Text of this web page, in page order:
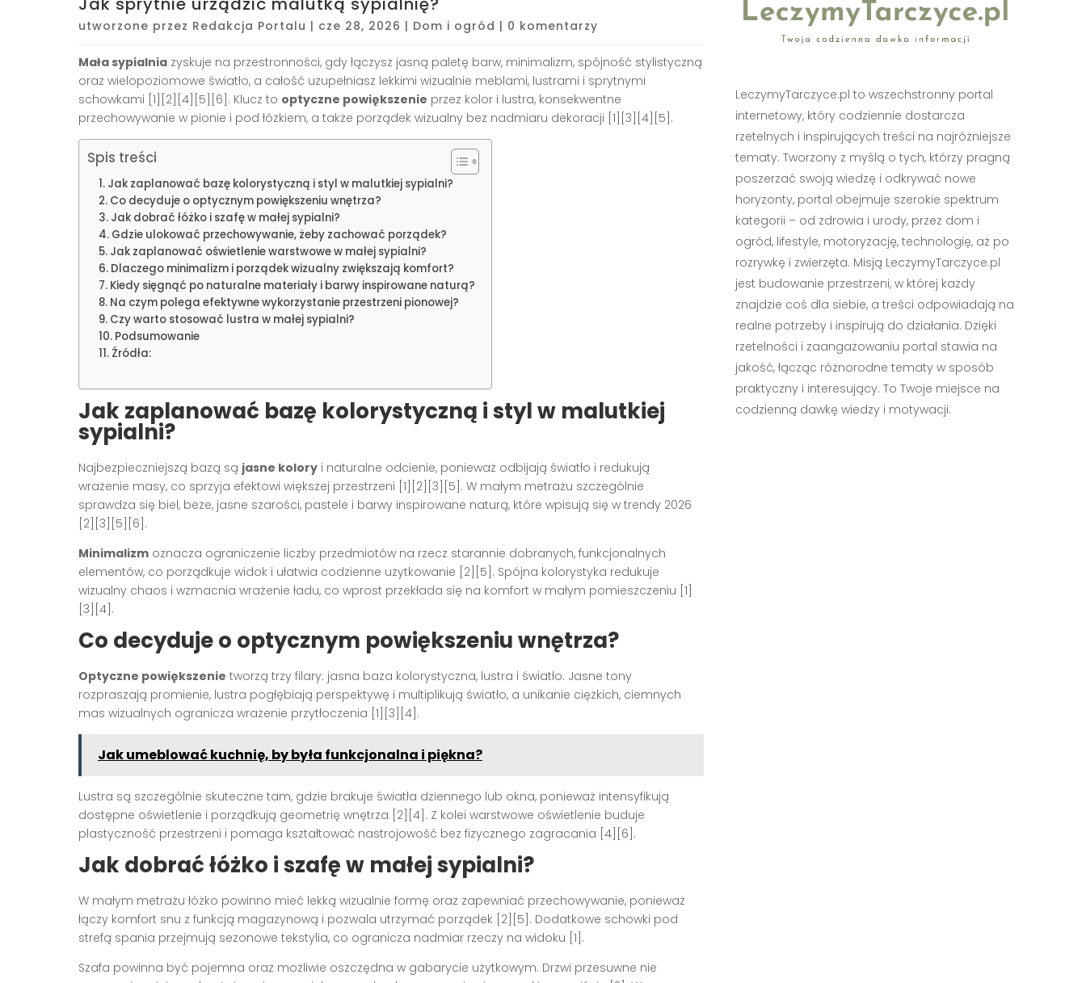
utworzone przez Redakcja Portalu | cze 28, 2026 | Dom i ogród | 0 komentarzy
Mała sypialnia zyskuje na przestronności, gdy łączysz jasną paletę barw, minimalizm, spójność stylistyczną
oraz wielopoziomowe światło, a całość uzupełniasz lekkimi wizualnie meblami, lustrami i sprytnymi
schowkami [1][2][4][5][6]. Klucz to optyczne powiększenie przez kolor i lustra, konsekwentne
przechowywanie w pionie i pod łóżkiem, a także porządek wizualny bez nadmiaru dekoracji [1][3][4][5].
Spis treści
Jak zaplanować bazę kolorystyczną i styl w malutkiej sypialni?
Co decyduje o optycznym powiększeniu wnętrza?
Jak dobrać łóżko i szafę w małej sypialni?
Gdzie ulokować przechowywanie, żeby zachować porządek?
Jak zaplanować oświetlenie warstwowe w małej sypialni?
Dlaczego minimalizm i porządek wizualny zwiększają komfort?
Kiedy sięgnąć po naturalne materiały i barwy inspirowane naturą?
Na czym polega efektywne wykorzystanie przestrzeni pionowej?
Czy warto stosować lustra w małej sypialni?
Podsumowanie
Źródła:
Jak zaplanować bazę kolorystyczną i styl w malutkiej
sypialni?
Najbezpieczniejszą bazą są jasne kolory i naturalne odcienie, ponieważ odbijają światło i redukują
wrażenie masy, co sprzyja efektowi większej przestrzeni [1][2][3][5]. W małym metrażu szczególnie
sprawdza się biel, beże, jasne szarości, pastele i barwy inspirowane naturą, które wpisują się w trendy 2026
[2][3][5][6].
Minimalizm oznacza ograniczenie liczby przedmiotów na rzecz starannie dobranych, funkcjonalnych
elementów, co porządkuje widok i ułatwia codzienne użytkowanie [2][5]. Spójna kolorystyka redukuje
wizualny chaos i wzmacnia wrażenie ładu, co wprost przekłada się na komfort w małym pomieszczeniu [1]
[3][4].
Co decyduje o optycznym powiększeniu wnętrza?
Optyczne powiększenie tworzą trzy filary: jasna baza kolorystyczna, lustra i światło. Jasne tony
rozpraszają promienie, lustra pogłębiają perspektywę i multiplikują światło, a unikanie ciężkich, ciemnych
mas wizualnych ogranicza wrażenie przytłoczenia [1][3][4].
Jak umeblować kuchnię, by była funkcjonalna i piękna?
Lustra są szczególnie skuteczne tam, gdzie brakuje światła dziennego lub okna, ponieważ intensyfikują
dostępne oświetlenie i porządkują geometrię wnętrza [2][4]. Z kolei warstwowe oświetlenie buduje
plastyczność przestrzeni i pomaga kształtować nastrojowość bez fizycznego zagracania [4][6].
Jak dobrać łóżko i szafę w małej sypialni?
W małym metrażu łóżko powinno mieć lekką wizualnie formę oraz zapewniać przechowywanie, ponieważ
łączy komfort snu z funkcją magazynową i pozwala utrzymać porządek [2][5]. Dodatkowe schowki pod
strefą spania przejmują sezonowe tekstylia, co ogranicza nadmiar rzeczy na widoku [1].
Szafa powinna być pojemna oraz możliwie oszczędna w gabarycie użytkowym. Drzwi przesuwne nie
LeczymyTarczyce.pl to wszechstronny portal
internetowy, który codziennie dostarcza
rzetelnych i inspirujących treści na najróżniejsze
tematy. Tworzony z myślą o tych, którzy pragną
poszerzać swoją wiedzę i odkrywać nowe
horyzonty, portal obejmuje szerokie spektrum
kategorii – od zdrowia i urody, przez dom i
ogród, lifestyle, motoryzację, technologię, aż po
rozrywkę i zwierzęta. Misją LeczymyTarczyce.pl
jest budowanie przestrzeni, w której każdy
znajdzie coś dla siebie, a treści odpowiadają na
realne potrzeby i inspirują do działania. Dzięki
rzetelności i zaangażowaniu portal stawia na
jakość, łącząc różnorodne tematy w sposób
praktyczny i interesujący. To Twoje miejsce na
codzienną dawkę wiedzy i motywacji.